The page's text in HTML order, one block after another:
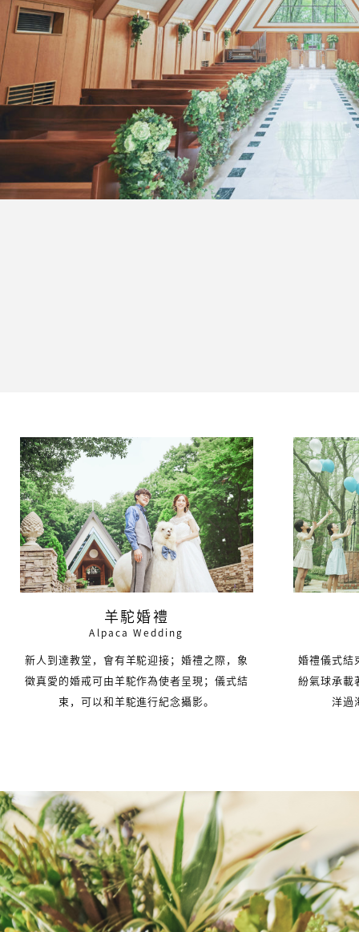
羊駝婚禮
Alpaca Wedding
新人到達教堂，會有羊駝迎接；婚禮之際，象
徵真愛的婚戒可由羊駝作為使者呈現；儀式結
束，可以和羊駝進行紀念攝影。
婚禮儀式結
紛氣球承載
洋過